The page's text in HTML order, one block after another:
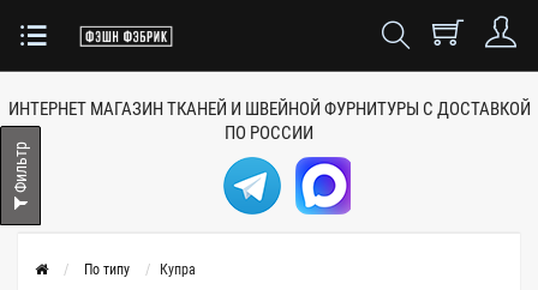
ИНТЕРНЕТ МАГАЗИН ТКАНЕЙ И ШВЕЙНОЙ ФУРНИТУРЫ С ДОСТАВКОЙ
ПО РОССИИ
По типу Купра
Фильтр